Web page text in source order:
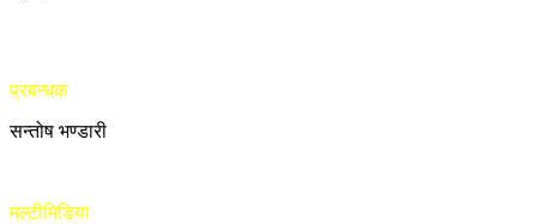
प्रबन्धक
सन्तोष भण्डारी
मल्टीमिडिया